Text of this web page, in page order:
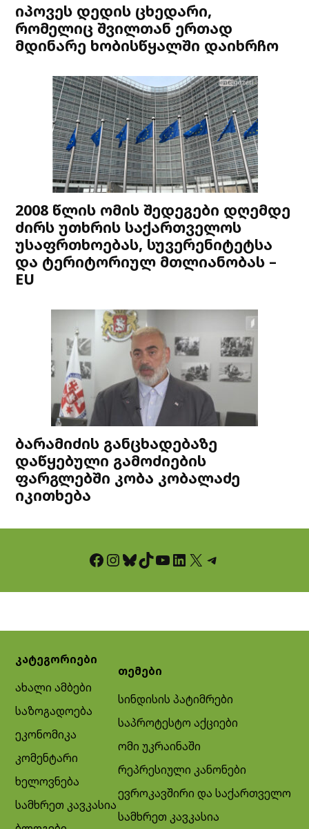
იპოვეს დედის ცხედარი,
რომელიც შვილთან ერთად
მდინარე ხობისწყალში დაიხრჩო
2008 წლის ომის შედეგები დღემდე
ძირს უთხრის საქართველოს
უსაფრთხოებას, სუვერენიტეტსა
და ტერიტორიულ მთლიანობას –
EU
ბარამიძის განცხადებაზე
დაწყებული გამოძიების
ფარგლებში კობა კობალაძე
იკითხება
Facebook InstagramBluesky TikTok YouTube LinkedIn X Telegram
კატეგორიები
ახალი ამბები
საზოგადოება
ეკონომიკა
კომენტარი
ხელოვნება
სამხრეთ კავკასია
თემები
სინდისის პატიმრები
საპროტესტო აქციები
ომი უკრაინაში
რეპრესიული კანონები
ევროკავშირი და საქართველო
სამხრეთ კავკასია